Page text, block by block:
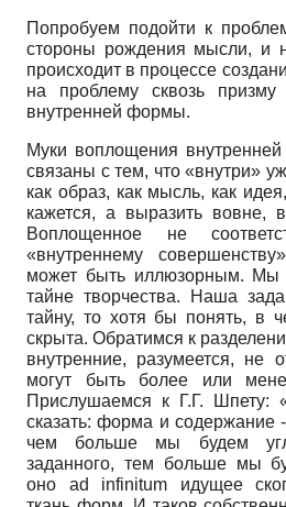
Попробуем подойти к
стороны рождения мысли, и
происходит в процессе
на проблему сквозь
внутренней формы.
Муки воплощения
связаны с тем, что «внутри»
как образ, как мысль, как
кажется, а выразить вовне,
Воплощенное не
«внутреннему
может быть иллюзорным. Мы
тайне творчества. Наша
тайну, то хотя бы понять, в
скрыта. Обратимся к
внутренние, разумеется, не
могут быть более или
Прислушаемся к Г.Г.
сказать: форма и содержание
чем больше мы будем
заданного, тем больше мы
оно ad infinitum идущее